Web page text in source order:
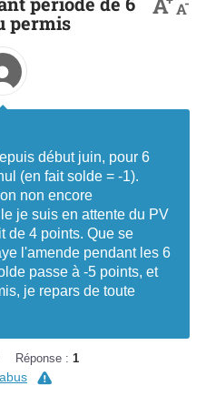
permis
A
début juin, pour 6
(en fait solde = -1).
non encore
je suis en attente du PV
de 4 points. Que se
l'amende pendant les 6
passe à -5 points, et
je repars de toute
Réponse : 1